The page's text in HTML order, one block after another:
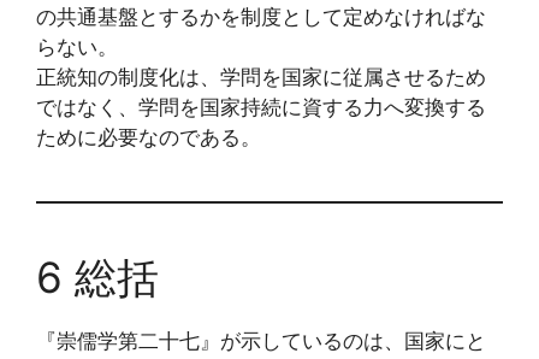
の共通基盤とするかを制度として定めなければな
らない。
正統知の制度化は、学問を国家に従属させるため
ではなく、学問を国家持続に資する力へ変換する
ために必要なのである。
6 総括
『崇儒学第二十七』が示しているのは、国家にと